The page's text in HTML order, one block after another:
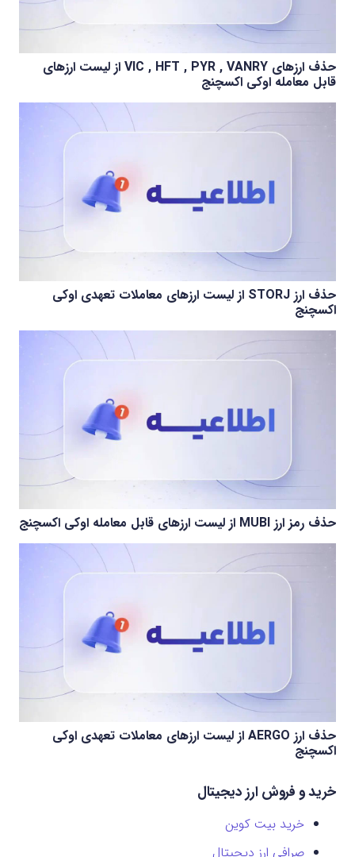
حذف ارزهای VIC , HFT , PYR , VANRY از لیست ارزهای
قابل معامله اوکی اکسچنج
حذف ارز STORJ از لیست ارزهای معاملات تعهدی اوکی
اکسچنج
حذف رمز ارز MUBI از لیست ارزهای قابل معامله اوکی اکسچنج
حذف ارز AERGO از لیست ارزهای معاملات تعهدی اوکی
اکسچنج
خرید و فروش ارز دیجیتال
خرید بیت کوین
صرافی ارز دیجیتال